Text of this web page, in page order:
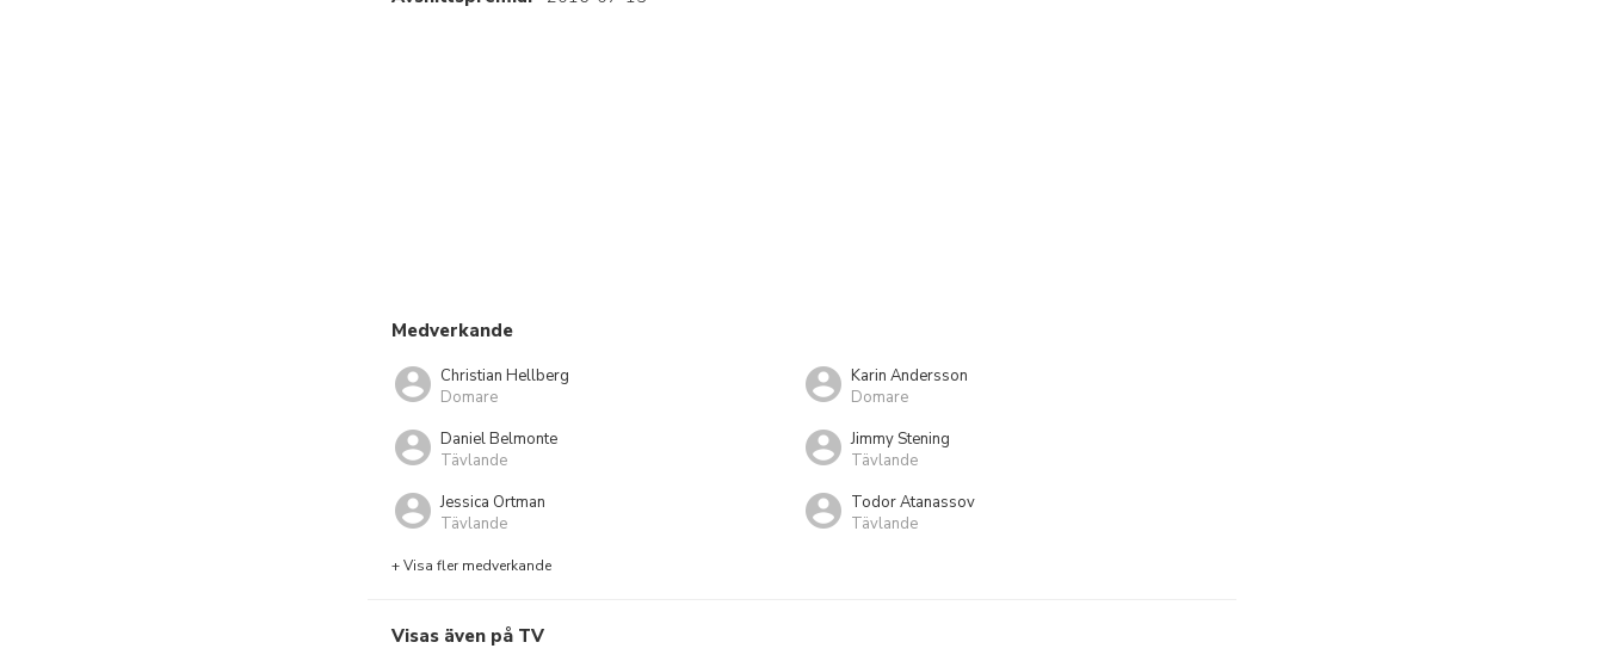
Medverkande
Christian Hellberg
Domare
Karin Andersson
Domare
Daniel Belmonte
Tävlande
Jimmy Stening
Tävlande
Jessica Ortman
Tävlande
Todor Atanassov
Tävlande
+ Visa fler medverkande
Visas även på TV